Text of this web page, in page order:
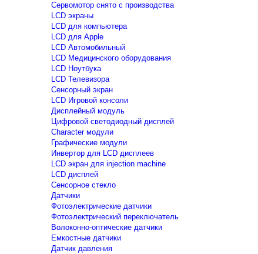
Сервомотор снято с производства
LCD экраны
LCD для компьютера
LCD для Apple
LCD Автомобильный
LCD Медицинского оборудования
LCD Ноутбука
LCD Телевизора
Сенсорный экран
LCD Игровой консоли
Дисплейный модуль
Цифровой светодиодный дисплей
Сharacter модули
Графические модули
Инвертор для LCD дисплеев
LCD экран для injection machine
LCD дисплей
Сенсорное стекло
Датчики
Фотоэлектрические датчики
Фотоэлектрический переключатель
Волоконно-оптические датчики
Емкостные датчики
Датчик давления